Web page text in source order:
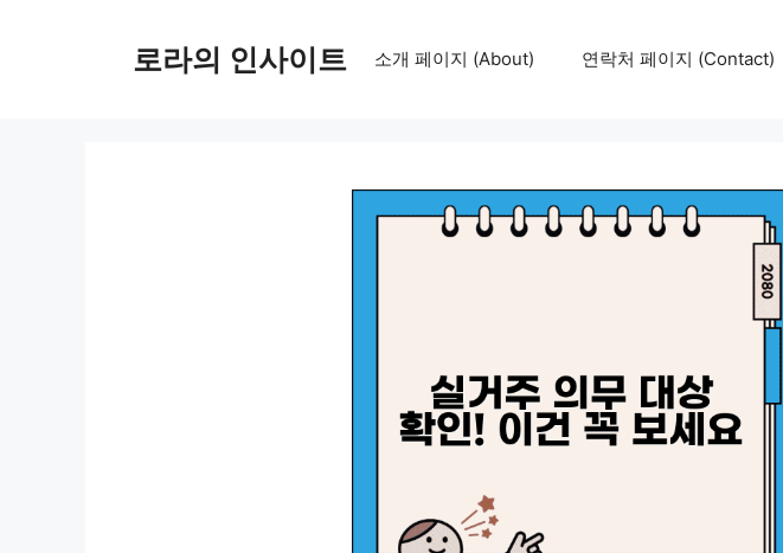
로라의 인사이트 소개 페이지 (About) 연락처 페이지 (Contact)